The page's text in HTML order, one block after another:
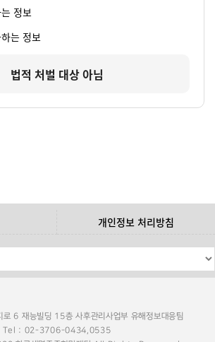
정보
는 정보
법적 처벌 대상 아님
개인정보 처리방침
로 6 재능빌딩 15층 사후관리사업부 유해정보대응팀
Tel : 02-3706-0434,0535